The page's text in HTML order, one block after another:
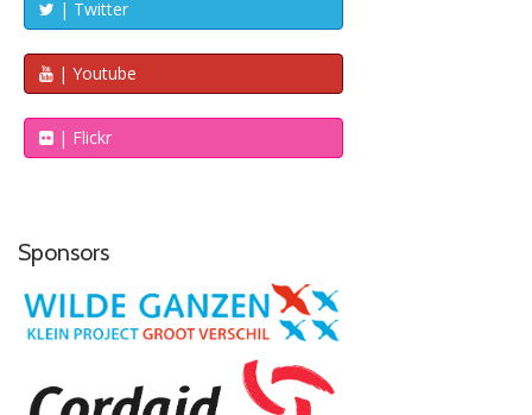
| Twitter
| Youtube
| Flickr
Sponsors